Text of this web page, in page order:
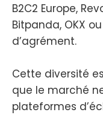
B2C2 Europe,
Bitpanda, OKX
d’agrément.
Cette diversité
que le marché
plateformes